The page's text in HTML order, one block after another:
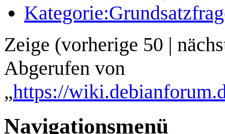
Zeige (vorherige 50 |
Abgerufen von
„https://
Navigationsmenü